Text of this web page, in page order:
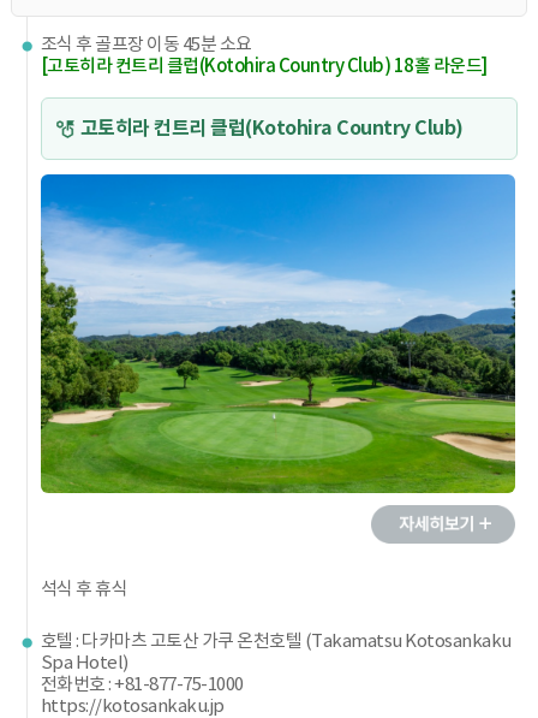
조식 후 골프장 이동 45분 소요
[고토히라 컨트리 클럽(Kotohira Country Club) 18홀 라운드]
고토히라 컨트리 클럽(Kotohira Country Club)
석식 후 휴식
호텔 : 다카마츠 고토산 가쿠 온천호텔 (Takamatsu Kotosankaku
Spa Hotel)
전화번호 : +81-877-75-1000
https://kotosankaku.jp